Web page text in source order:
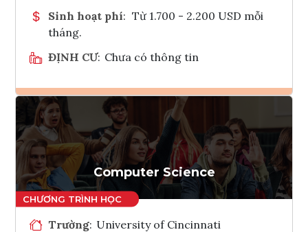
Sinh hoạt phí: Từ 1.700 - 2.200 USD mỗi
tháng.
ĐỊNH CƯ: Chưa có thông tin
Ghi danh
Tham vấn Interlink
Computer Science
Trường: University of Cincinnati